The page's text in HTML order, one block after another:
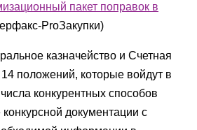
пакет поправок в
ProЗакупки)
казначейство и Счетная
положений, которые войдут в
конкурентных способов
документации с